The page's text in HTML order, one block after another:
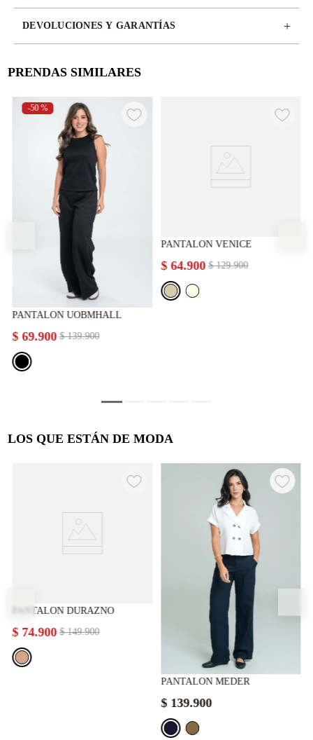
DEVOLUCIONES Y GARANTÍAS +
PRENDAS SIMILARES
-50 %
PANTALON UOBMHALL
$ 139.900
$ 69.900
PANTALON VENICE
$ 129.900
$ 64.900
LOS QUE ESTÁN DE MODA
PANTALON DURAZNO
$ 149.900
$ 74.900
PANTALON MEDER
$ 139.900